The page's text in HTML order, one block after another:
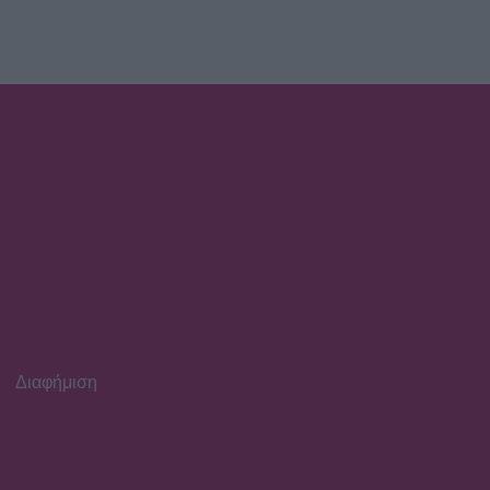
Διαφήμιση